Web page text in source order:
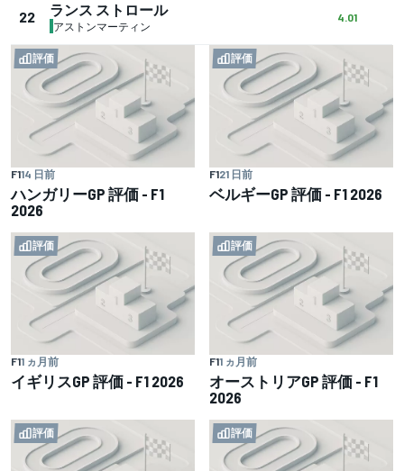
22 ランス ストロール
アストンマーティン
4.01
評価
F114 日前
ハンガリーGP 評価 - F1
2026
評価
F121 日前
ベルギーGP 評価 - F1 2026
評価
F11 ヵ月前
イギリスGP 評価 - F1 2026
評価
F11 ヵ月前
オーストリアGP 評価 - F1
2026
評価 評価